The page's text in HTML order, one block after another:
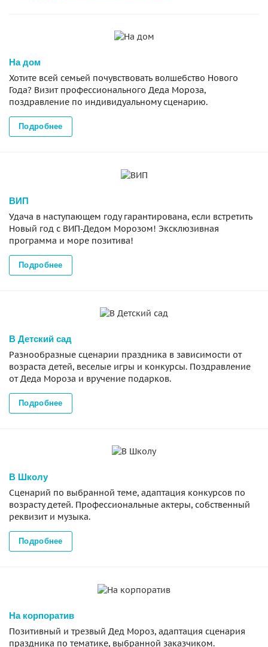
На дом
Хотите всей семьей почувствовать волшебство Нового
Года? Визит профессионального Деда Мороза,
поздравление по индивидуальному сценарию.
Подробнее
ВИП
Удача в наступающем году гарантирована, если встретить
Новый год с ВИП-Дедом Морозом! Эксклюзивная
программа и море позитива!
Подробнее
В Детский сад
Разнообразные сценарии праздника в зависимости от
возраста детей, веселые игры и конкурсы. Поздравление
от Деда Мороза и вручение подарков.
Подробнее
В Школу
Сценарий по выбранной теме, адаптация конкурсов по
возрасту детей. Профессиональные актеры, собственный
реквизит и музыка.
Подробнее
На корпоратив
Позитивный и трезвый Дед Мороз, адаптация сценария
праздника по тематике, выбранной заказчиком.